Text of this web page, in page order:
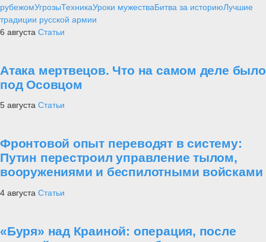
рубежомУгрозыТехникаУроки мужестваБитва за историюЛучшие
традиции русской армии
6 августа Статьи
Атака мертвецов. Что на самом деле было
под Осовцом
5 августа Статьи
Фронтовой опыт переводят в систему:
Путин перестроил управление тылом,
вооружениями и беспилотными войсками
4 августа Статьи
«Буря» над Краиной: операция, после